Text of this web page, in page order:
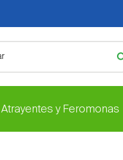
y Feromonas